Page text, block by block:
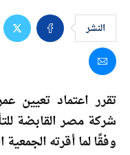
النشر
تقرر اعتماد تعيين
شركة مصر القابضة
وفقًا لما أقرته الجمعية